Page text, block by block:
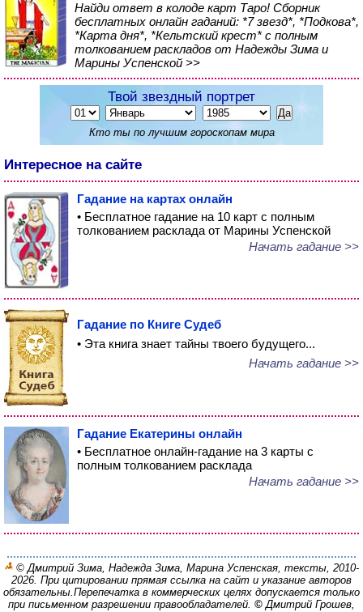
Найди ответ в колоде карт Таро! Сборник
бесплатных онлайн гаданий: *7 звезд*, *Подкова*,
*Карта дня*, *Кельтский крест* с полным
толкованием раскладов от Надежды Зима и
Марины Успенской >>
Твой звездный портрет
Кто ты по лучшим гороскопам мира
Интересное на сайте
Гадание на картах онлайн
• Бесплатное гадание на 10 карт с полным
толкованием расклада от Марины Успенской
Начать гадание >>
Гадание по Книге Судеб
• Эта книга знает тайны твоего будущего...
Начать гадание >>
Гадание Екатерины онлайн
• Бесплатное онлайн-гадание на 3 карты с
полным толкованием расклада
Начать гадание >>
© Дмитрий Зима, Надежда Зима, Марина Успенская, тексты, 2010-
2026. При цитировании прямая ссылка на сайт и указание авторов
обязательны.Перепечатка в коммерческих целях допускается только
при письменном разрешении правообладателей. © Дмитрий Грошев,